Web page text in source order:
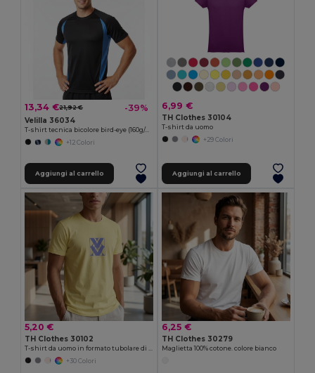
13,34 €21,92 € -39%
Velilla 36034
T-shirt tecnica bicolore bird-eye (160g/m²), in poliestere (100%)
+12 Colori
Aggiungi al carrello
6,99 €
TH Clothes 30104
T-shirt da uomo
+29 Colori
Aggiungi al carrello
5,20 €
TH Clothes 30102
T-shirt da uomo in formato tubolare di cotone
+30 Colori
6,25 €
TH Clothes 30279
Maglietta 100% cotone. colore bianco